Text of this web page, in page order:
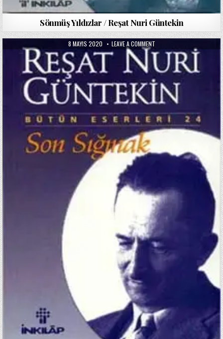
Sönmüş Yıldızlar / Reşat Nuri Güntekin
PUBLISHED
DATE:
8 MAYIS 2020 LEAVE A COMMENTON
SON
SIĞINAK
REŞAT
NURI
GÜNTEKIN